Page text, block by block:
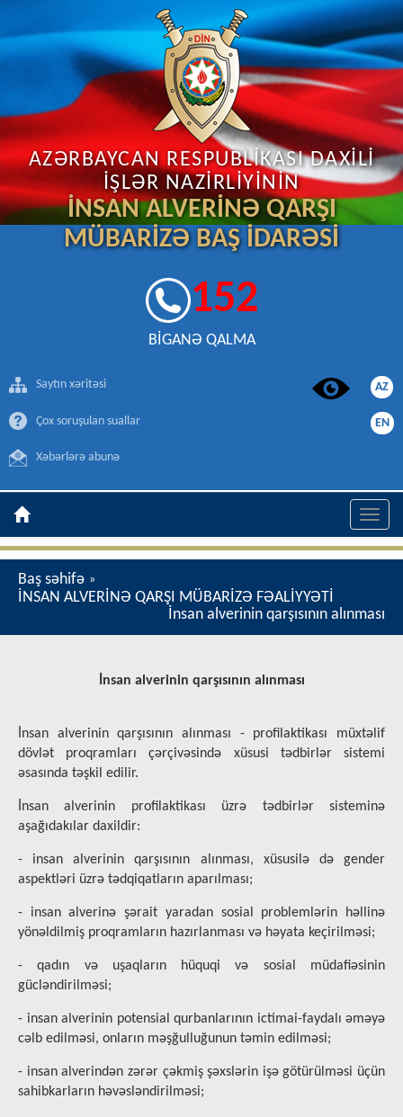
AZƏRBAYCAN RESPUBLİKASI DAXİLİ
İŞLƏR NAZİRLİYİNİN
İNSAN ALVERİNƏ QARŞI
MÜBARİZƏ BAŞ İDARƏSİ
152
BİGANƏ QALMA
Saytın xəritəsi
Çox soruşulan suallar
Xəbərlərə abunə
AZ
EN
Toggle
Baş səhifə »
İNSAN ALVERİNƏ QARŞI MÜBARİZƏ FƏALİYYƏTİ
İnsan alverinin qarşısının alınması
İnsan alverinin qarşısının alınması
İnsan alverinin qarşısının alınması - profilaktikası müxtəlif
dövlət proqramları çərçivəsində xüsusi tədbirlər sistemi
əsasında təşkil edilir.
İnsan alverinin profilaktikası üzrə tədbirlər sisteminə
aşağıdakılar daxildir:
- insan alverinin qarşısının alınması, xüsusilə də gender
aspektləri üzrə tədqiqatların aparılması;
- insan alverinə şərait yaradan sosial problemlərin həllinə
yönəldilmiş proqramların hazırlanması və həyata keçirilməsi;
- qadın və uşaqların hüquqi və sosial müdafiəsinin
gücləndirilməsi;
- insan alverinin potensial qurbanlarının ictimai-faydalı əməyə
cəlb edilməsi, onların məşğulluğunun təmin edilməsi;
- insan alverindən zərər çəkmiş şəxslərin işə götürülməsi üçün
sahibkarların həvəsləndirilməsi;